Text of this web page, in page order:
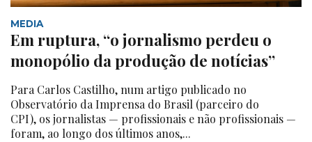
MEDIA
Em ruptura, “o jornalismo perdeu o
monopólio da produção de notícias”
Para Carlos Castilho, num artigo publicado no
Observatório da Imprensa do Brasil (parceiro do
CPI), os jornalistas — profissionais e não profissionais —
foram, ao longo dos últimos anos,...